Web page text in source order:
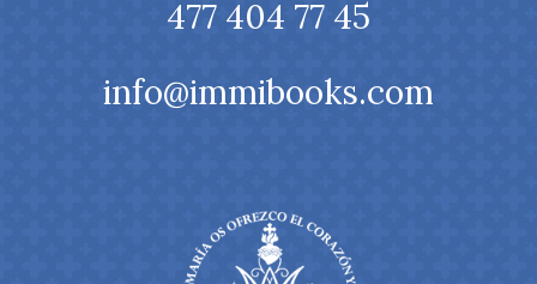
477 404 77 45
info@immibooks.com